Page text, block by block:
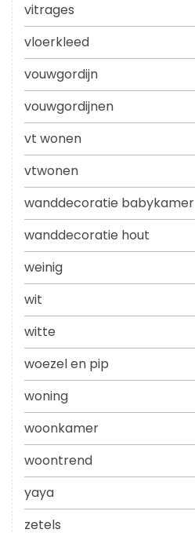
vitrages
vloerkleed
vouwgordijn
vouwgordijnen
vt wonen
vtwonen
wanddecoratie babykamer
wanddecoratie hout
weinig
wit
witte
woezel en pip
woning
woonkamer
woontrend
yaya
zetels